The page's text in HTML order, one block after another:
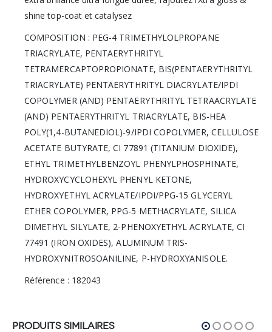
shine top-coat et catalysez
COMPOSITION : PEG-4 TRIMETHYLOLPROPANE
TRIACRYLATE, PENTAERYTHRITYL
TETRAMERCAPTOPROPIONATE, BIS(PENTAERYTHRITYL
TRIACRYLATE) PENTAERYTHRITYL DIACRYLATE/IPDI
COPOLYMER (AND) PENTAERYTHRITYL TETRAACRYLATE
(AND) PENTAERYTHRITYL TRIACRYLATE, BIS-HEA
POLY(1,4-BUTANEDIOL)-9/IPDI COPOLYMER, CELLULOSE
ACETATE BUTYRATE, CI 77891 (TITANIUM DIOXIDE),
ETHYL TRIMETHYLBENZOYL PHENYLPHOSPHINATE,
HYDROXYCYCLOHEXYL PHENYL KETONE,
HYDROXYETHYL ACRYLATE/IPDI/PPG-15 GLYCERYL
ETHER COPOLYMER, PPG-5 METHACRYLATE, SILICA
DIMETHYL SILYLATE, 2-PHENOXYETHYL ACRYLATE, CI
77491 (IRON OXIDES), ALUMINUM TRIS-
HYDROXYNITROSOANILINE, P-HYDROXYANISOLE.
Référence : 182043
PRODUITS SIMILAIRES